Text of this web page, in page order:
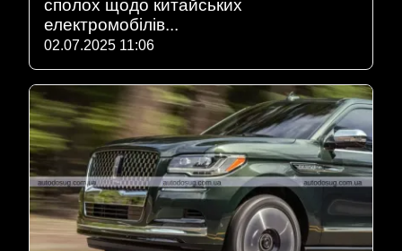
сполох щодо китайських
електромобілів...
02.07.2025 11:06